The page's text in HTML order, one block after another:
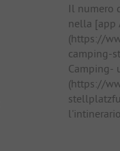
Il numero
nella [app
(https://
camping-
Camping-
(https://
l'intinerario.